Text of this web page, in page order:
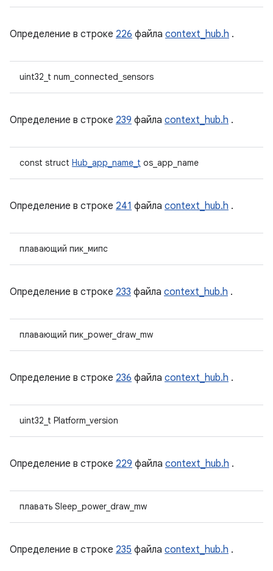
Определение в строке 226 файла context_hub.h .
uint32_t num_connected_sensors
Определение в строке 239 файла context_hub.h .
const struct Hub_app_name_t os_app_name
Определение в строке 241 файла context_hub.h .
плавающий пик_мипс
Определение в строке 233 файла context_hub.h .
плавающий пик_power_draw_mw
Определение в строке 236 файла context_hub.h .
uint32_t Platform_version
Определение в строке 229 файла context_hub.h .
плавать Sleep_power_draw_mw
Определение в строке 235 файла context_hub.h .